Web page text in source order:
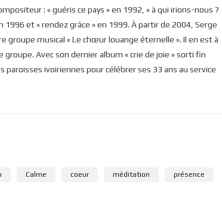
: « guéris ce pays » en 1992, « à qui irions-nous ?
1996 et « rendez grâce » en 1999. À partir de 2004, Serge
groupe musical « Le chœur louange éternelle ». Il en est à
groupe. Avec son dernier album « crie de joie » sorti fin
paroisses ivoiriennes pour célébrer ses 33 ans au service
Calme coeur méditation présence